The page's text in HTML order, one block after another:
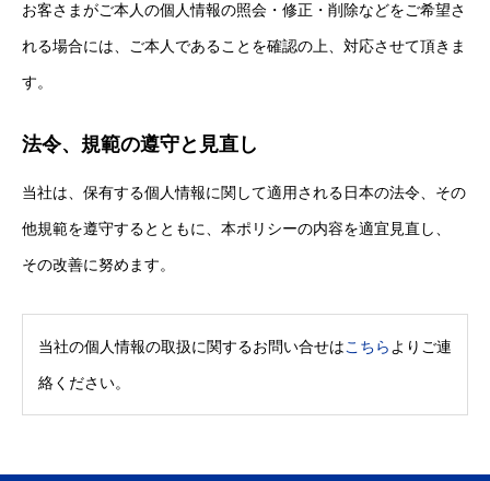
COMPANY 会社について
BUSINESS 仕事について
NEWS お知らせ
お客さまがご本人の個人情報の照会・修正・削除などをご希望さ
れる場合には、ご本人であることを確認の上、対応させて頂きま
す。
法令、規範の遵守と見直し
当社は、保有する個人情報に関して適用される日本の法令、その
他規範を遵守するとともに、本ポリシーの内容を適宜見直し、
その改善に努めます。
当社の個人情報の取扱に関するお問い合せはこちら よりご連
絡ください。